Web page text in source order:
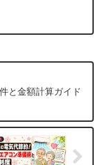
け取れる“あなたの
と金額計算ガイド